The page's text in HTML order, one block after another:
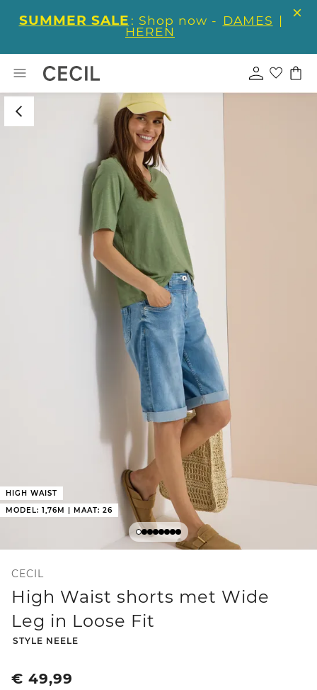
SUMMER SALE : Shop now - DAMES |
HEREN
HIGH WAIST
MODEL: 1,76M | MAAT: 26
CECIL
High Waist shorts met Wide
Leg in Loose Fit
-
STYLE NEELE
€ 49,99